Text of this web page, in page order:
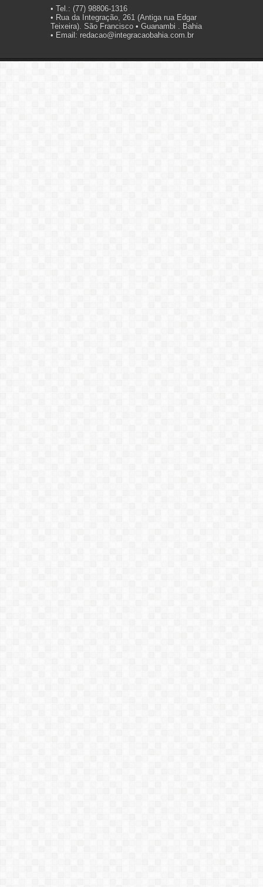
• Tel.: (77) 98806-1316
• Rua da Integração, 261 (Antiga rua Edgar
Teixeira). São Francisco • Guanambi . Bahia
• Email: redacao@integracaobahia.com.br